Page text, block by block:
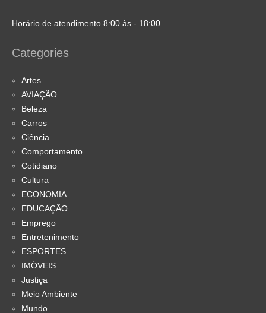
Horário de atendimento 8:00 às - 18:00
Categories
Artes
AVIAÇÃO
Beleza
Carros
Ciência
Comportamento
Cotidiano
Cultura
ECONOMIA
EDUCAÇÃO
Emprego
Entretenimento
ESPORTES
IMÓVEIS
Justiça
Meio Ambiente
Mundo